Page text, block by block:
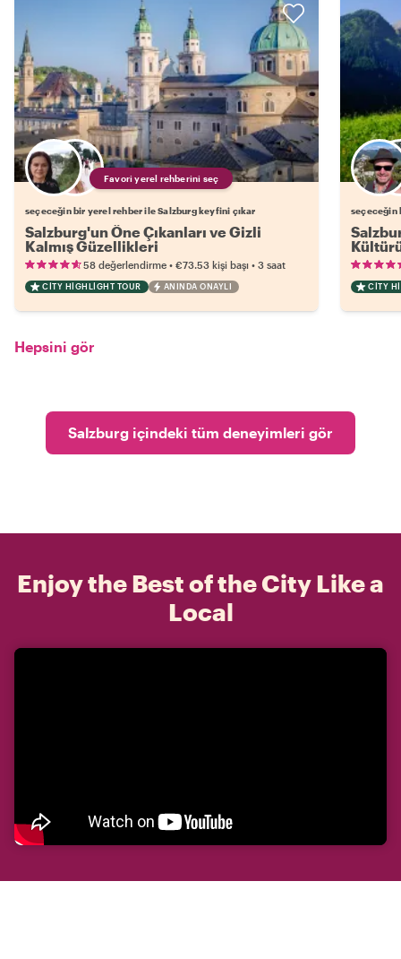
Favori yerel rehberini seç
seçeceğin bir yerel rehber ile Salzburg keyfini çıkar
Salzburg'un Öne Çıkanları ve Gizli
Kalmış Güzellikleri
58 değerlendirme • €73.53 kişi başı • 3 saat
CITY HIGHLIGHT TOUR ANINDA ONAYLI
seçeceğin
CITY
Hepsini gör
Salzburg içindeki tüm deneyimleri gör
Enjoy the Best of the City Like a
Local